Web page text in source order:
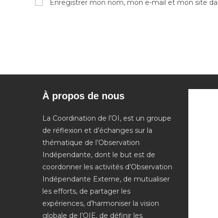
or
address
Enregistrer mon nom, mon e-mail et mon site
À propos de nous
La Coordination de l’OI, est un groupe
de réflexion et d’échanges sur la
thématique de l’Observation
Indépendante, dont le but est de
coordonner les activités d’Observation
Indépendante Externe, de mutualiser
les efforts, de partager les
expériences, d’harmoniser la vision
globale de l’OIE, de définir les